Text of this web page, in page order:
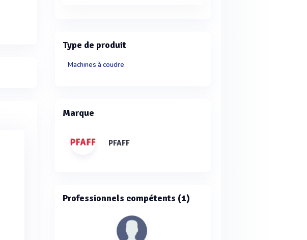
Type de produit
Machines à coudre
Marque
PFAFF
Professionnels compétents (1)